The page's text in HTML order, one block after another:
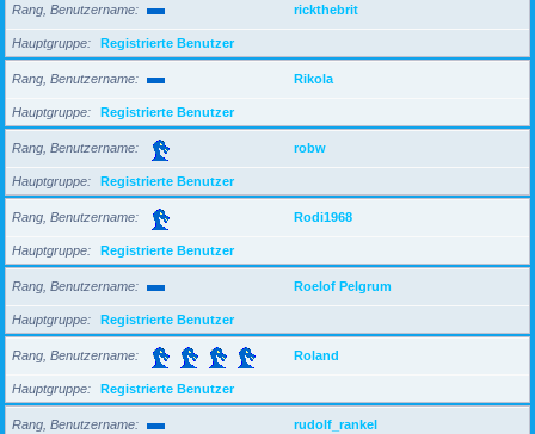
Rang, Benutzername rickthebrit
Hauptgruppe Registrierte Benutzer
Rang, Benutzername Rikola
Hauptgruppe Registrierte Benutzer
Rang, Benutzername robw
Hauptgruppe Registrierte Benutzer
Rang, Benutzername Rodi1968
Hauptgruppe Registrierte Benutzer
Rang, Benutzername Roelof Pelgrum
Hauptgruppe Registrierte Benutzer
Rang, Benutzername Roland
Hauptgruppe Registrierte Benutzer
Rang, Benutzername rudolf_rankel